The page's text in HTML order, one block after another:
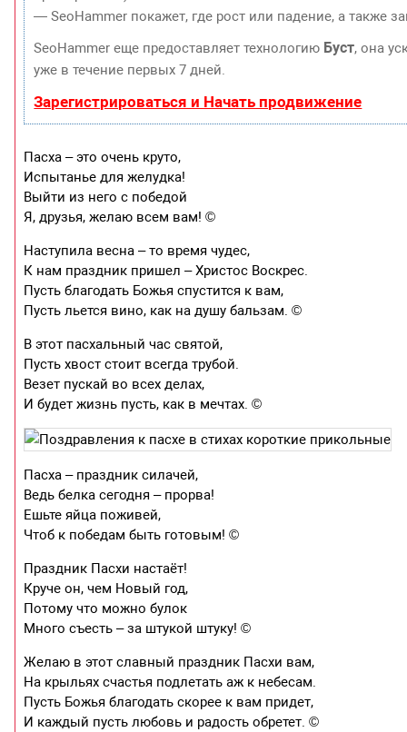
— SeoHammer покажет, где рост или падение, а также
SeoHammer еще предоставляет технологию Буст, она
уже в течение первых 7 дней.
Зарегистрироваться и Начать продвижение
Пасха – это очень круто,
Испытанье для желудка!
Выйти из него с победой
Я, друзья, желаю всем вам! ©
Наступила весна – то время чудес,
К нам праздник пришел – Христос Воскрес.
Пусть благодать Божья спустится к вам,
Пусть льется вино, как на душу бальзам. ©
В этот пасхальный час святой,
Пусть хвост стоит всегда трубой.
Везет пускай во всех делах,
И будет жизнь пусть, как в мечтах. ©
Пасха – праздник силачей,
Ведь белка сегодня – прорва!
Ешьте яйца поживей,
Чтоб к победам быть готовым! ©
Праздник Пасхи настаёт!
Круче он, чем Новый год,
Потому что можно булок
Много съесть – за штукой штуку! ©
Желаю в этот славный праздник Пасхи вам,
На крыльях счастья подлетать аж к небесам.
Пусть Божья благодать скорее к вам придет,
И каждый пусть любовь и радость обретет. ©